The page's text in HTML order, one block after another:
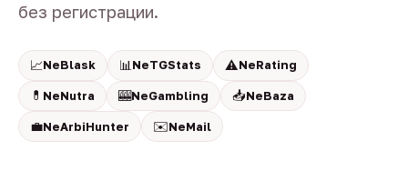
без регистрации.
📈NeBlask 📊 NeTGStats ⚠️NeRating
💊 NeNutra 🎰NeGambling 📥NeBaza
💼NeArbiHunter ✉️NeMail